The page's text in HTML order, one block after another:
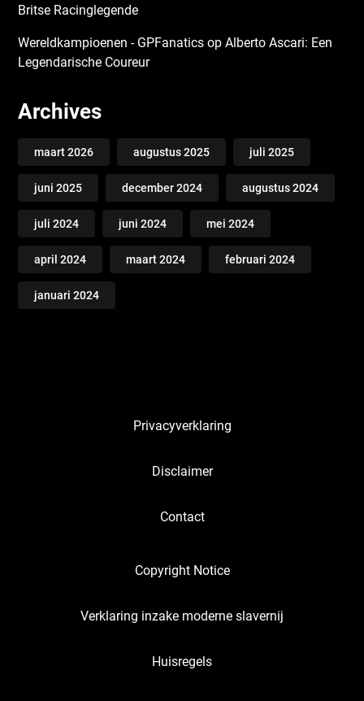
Britse Racinglegende
Wereldkampioenen - GPFanatics opAlberto Ascari: Een
Legendarische Coureur
Archives
maart 2026 augustus 2025 juli 2025
juni 2025 december 2024 augustus 2024
juli 2024 juni 2024 mei 2024
april 2024 maart 2024 februari 2024
januari 2024
Privacyverklaring
Disclaimer
Contact
Copyright Notice
Verklaring inzake moderne slavernij
Huisregels